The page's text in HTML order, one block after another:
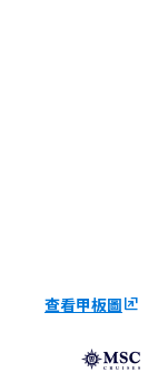
查看甲板圖ungroup